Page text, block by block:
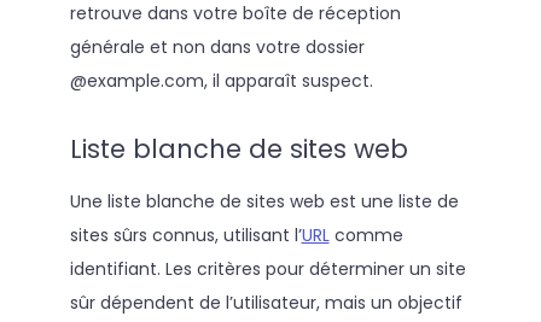
retrouve dans votre boîte de réception
générale et non dans votre dossier
@example.com, il apparaît suspect.
Liste blanche de sites web
Une liste blanche de sites web est une liste de
sites sûrs connus, utilisant l’URLcomme
identifiant. Les critères pour déterminer un site
sûr dépendent de l’utilisateur, mais un objectif